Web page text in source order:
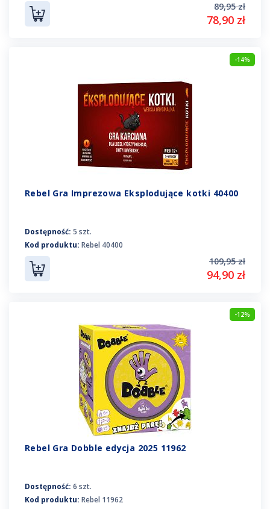
89,95 zł
78,90 zł
-14%
Rebel Gra Imprezowa Eksplodujące kotki 40400
Dostępność: 5 szt.
Kod produktu: Rebel 40400
109,95 zł
94,90 zł
-12%
Rebel Gra Dobble edycja 2025 11962
Dostępność: 6 szt.
Kod produktu: Rebel 11962